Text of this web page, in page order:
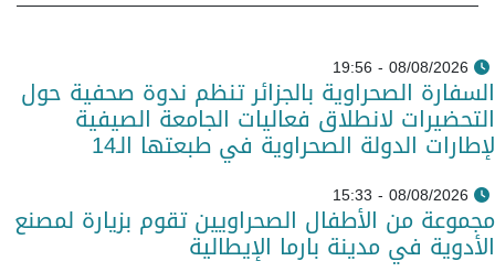
08/08/2026 - 19:56
السفارة الصحراوية بالجزائر تنظم ندوة صحفية حول
التحضيرات لانطلاق فعاليات الجامعة الصيفية
لإطارات الدولة الصحراوية في طبعتها الـ14
08/08/2026 - 15:33
مجموعة من الأطفال الصحراويين تقوم بزيارة لمصنع
الأدوية في مدينة بارما الإيطالية